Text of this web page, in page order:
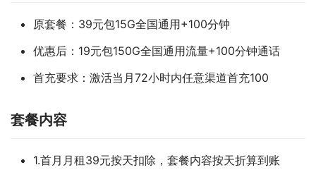
原套餐：39元包15G全国通用+100分钟
优惠后：19元包150G全国通用流量+100分钟通话
首充要求：激活当月72小时内任意渠道首充100
套餐内容
1.首月月租39元按天扣除，套餐内容按天折算到账